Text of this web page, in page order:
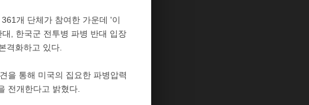
개 단체가 참여한 가운데 '이
, 한국군 전투병 파병 반대 입장
격화하고 있다.
을 통해 미국의 집요한 파병압력
전개한다고 밝혔다.